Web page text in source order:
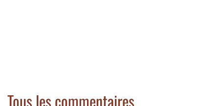
Tous les commentaires